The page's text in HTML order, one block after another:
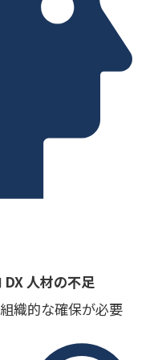
人材の不足
織的な確保が必要